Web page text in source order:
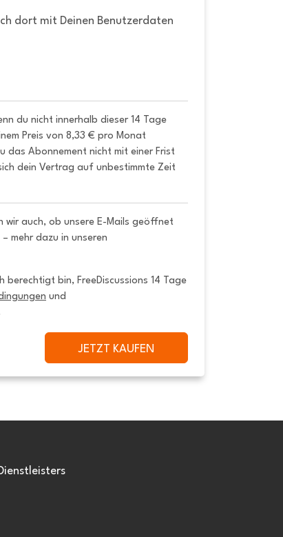
dort mit Deinen Benutzerdaten
du nicht innerhalb dieser 14 Tage
Preis von 8,33 € pro Monat
Abonnement nicht mit einer Frist
dein Vertrag auf unbestimmte Zeit
wir auch, ob unsere E-Mails geöffnet
mehr dazu in unseren
berechtigt bin, FreeDiscussions 14 Tage
JETZT KAUFEN